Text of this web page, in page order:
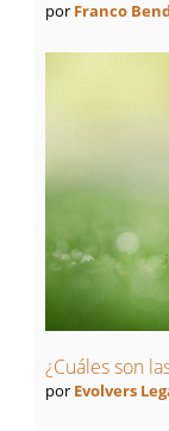
por Franco
¿Cuáles son
por Evolvers